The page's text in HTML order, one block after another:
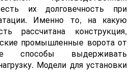
их долговечность при
Именно то, на какую
рассчитана конструкция,
промышленные воротаот
способы выдерживать
Модели для установки